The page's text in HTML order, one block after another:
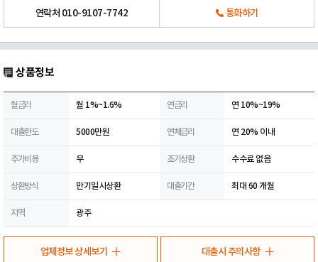
연락처 010-9107-7742 통화하기
상품정보
월금리 월 1%~1.6% 연금리 연 10%~19%
대출한도 5000만원 연체금리 연 20% 이내
추가비용 무 조기상환 수수료 없음
상환방식 만기일시상환 대출기간 최대 60 개월
지역 광주
업체정보 상세보기 대출시 주의사항